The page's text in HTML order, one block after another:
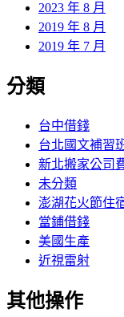
2023 年 8 月
2019 年 8 月
2019 年 7 月
分類
台中借錢
台北國文補習
新北搬家公司
未分類
澎湖花火節住
當鋪借錢
美國生產
近視雷射
其他操作